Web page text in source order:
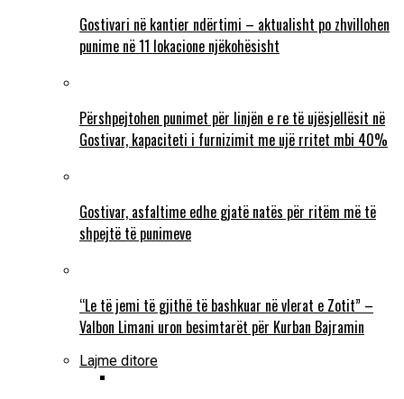
Gostivari në kantier ndërtimi – aktualisht po zhvillohen
punime në 11 lokacione njëkohësisht
Përshpejtohen punimet për linjën e re të ujësjellësit në
Gostivar, kapaciteti i furnizimit me ujë rritet mbi 40%
Gostivar, asfaltime edhe gjatë natës për ritëm më të
shpejtë të punimeve
“Le të jemi të gjithë të bashkuar në vlerat e Zotit” –
Valbon Limani uron besimtarët për Kurban Bajramin
Lajme ditore